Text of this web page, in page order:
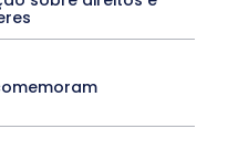
Featured
Febre Amarela
INTERNACIONAL